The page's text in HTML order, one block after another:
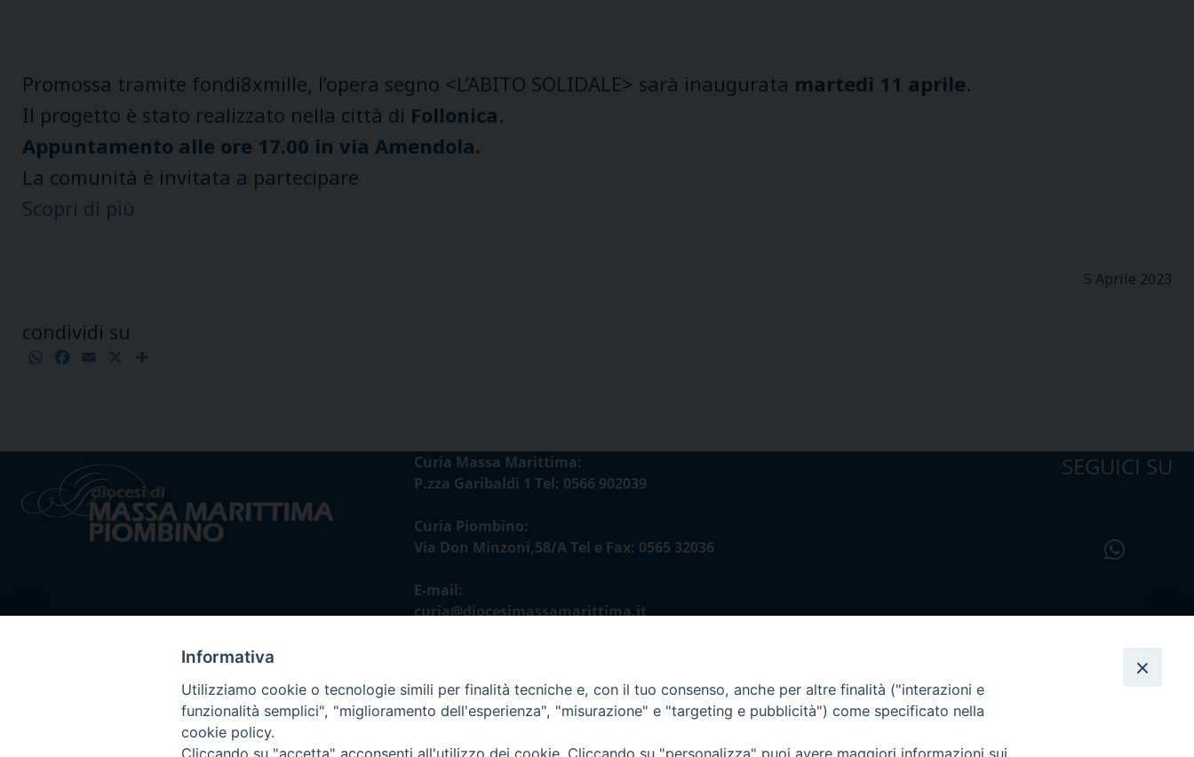
Promossa tramite fondi8xmille, l’opera segno <L’ABITO SOLIDALE> sarà inaugurata martedì 11 aprile.
Il progetto è stato realizzato nella città di Follonica.
Appuntamento alle ore 17.00 in via Amendola.
La comunità è invitata a partecipare
Scopri di più
5 Aprile 2023
condividi su
WhatsApp
Facebook
Email
Curia Massa Marittima:
P.zza Garibaldi 1 Tel: 0566 902039
Curia Piombino:
Via Don Minzoni,58/A Tel e Fax: 0565 32036
E-mail:
curia@diocesimassamarittima.it
SEGUICI SU
Informativa
Utilizziamo cookie o tecnologie simili per finalità tecniche e, con il tuo consenso, anche per altre finalità ("interazioni e
funzionalità semplici", "miglioramento dell'esperienza", "misurazione" e "targeting e pubblicità") come specificato nella
cookie policy.